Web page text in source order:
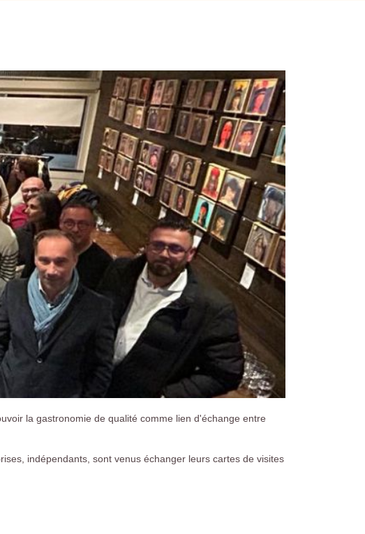
la gastronomie de qualité comme lien d'échange entre
indépendants, sont venus échanger leurs cartes de visites